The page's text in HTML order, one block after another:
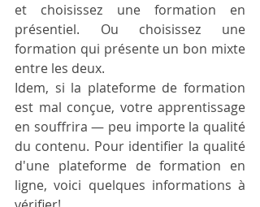
et choisissez une formation en
présentiel. Ou choisissez une
formation qui présente un bon mixte
entre les deux.
Idem, si la plateforme de formation
est mal conçue, votre apprentissage
en souffrira — peu importe la qualité
du contenu. Pour identifier la qualité
d'une plateforme de formation en
ligne, voici quelques informations à